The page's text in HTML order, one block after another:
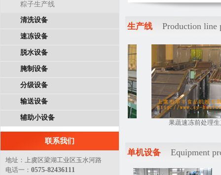
粽子生产线
清洗设备
速冻设备
脱水设备
腌制设备
分级设备
输送设备
辅助小设备
联系我们
地址：上虞区梁湖工业区玉水河路
电话一： 0575-82436111
生产线 Production
罐头腌渍菜生产线 果蔬速冻前处理生产线
单机设备 Equipment